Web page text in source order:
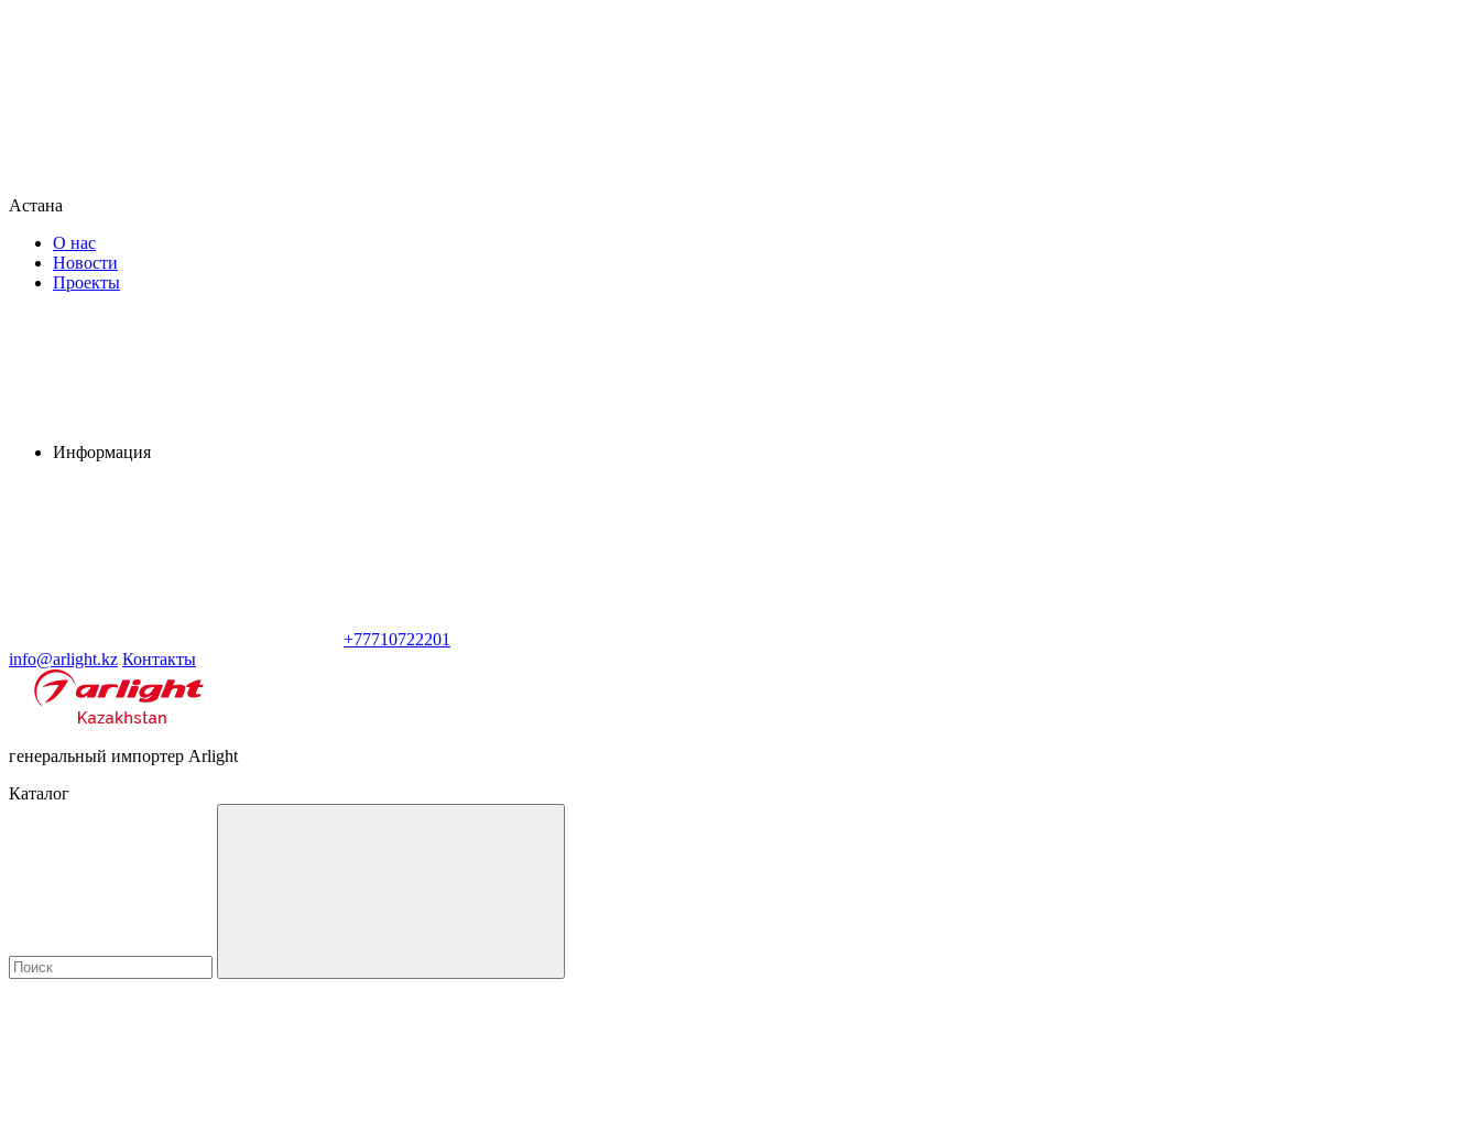
Астана
О нас
Новости
Проекты
Информация
+77710722201
info@arlight.kz Контакты
генеральный импортер Arlight
Каталог